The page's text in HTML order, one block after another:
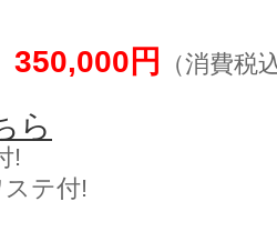
350,000円 （消費税
ら
!
テ付!